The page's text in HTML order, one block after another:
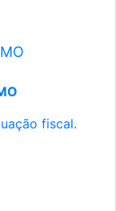
fiscal.